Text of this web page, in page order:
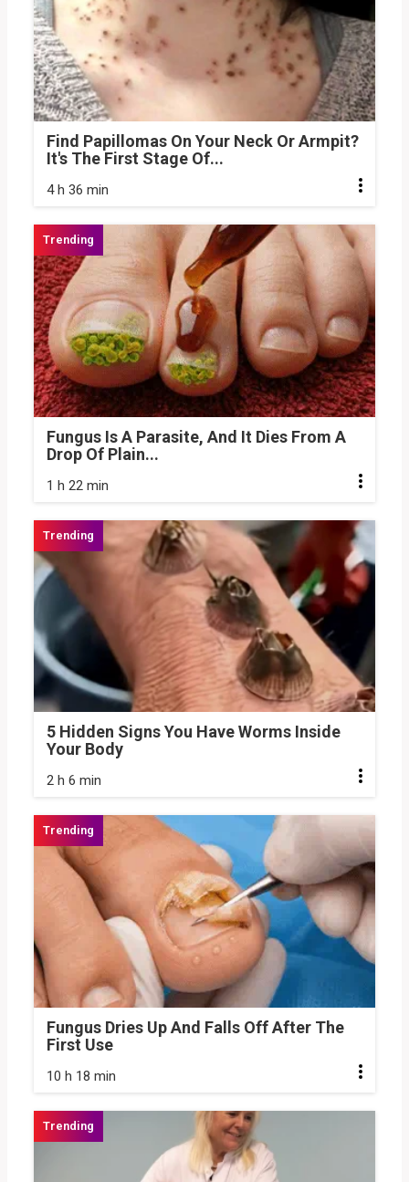
Find Papillomas On Your Neck Or Armpit?
It's The First Stage Of...
4 h 36 min
Fungus Is A Parasite, And It Dies From A
Drop Of Plain...
1 h 22 min
5 Hidden Signs You Have Worms Inside
Your Body
2 h 6 min
Fungus Dries Up And Falls Off After The
First Use
10 h 18 min